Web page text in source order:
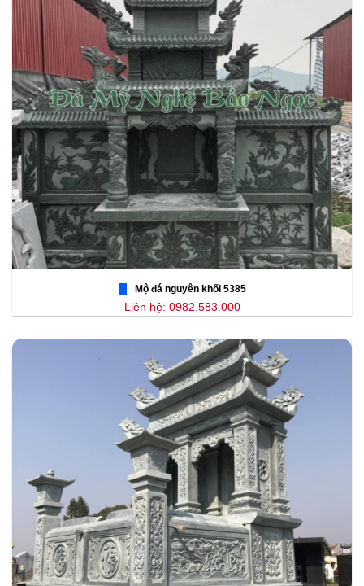
Mộ đá nguyên khối 5385
Liên hệ: 0982.583.000